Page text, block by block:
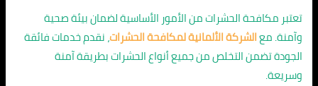
تعتبر مكافحة الحشرات من الأمور الأساسية لضمان بيئة صحية
وآمنة. معالشركة الألمانية لمكافحة الحشرات، نقدم خدمات فائقة
الجودة تضمن التخلص من جميع أنواع الحشرات بطريقة آمنة
وسريعة.